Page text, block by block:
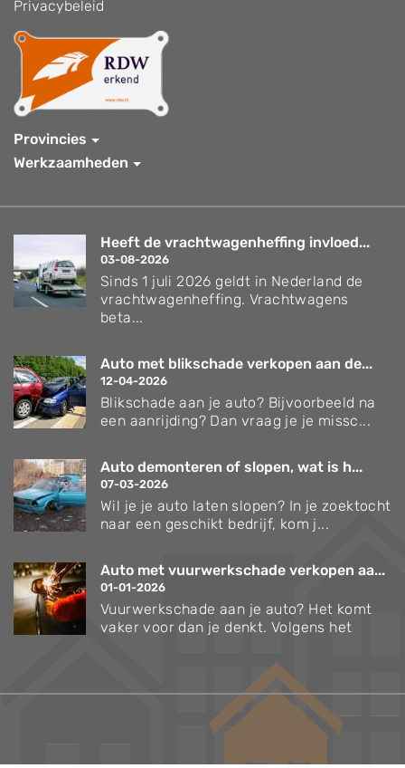
Privacybeleid
Provincies
Werkzaamheden
Heeft de vrachtwagenheffing invloed...
03-08-2026
Sinds 1 juli 2026 geldt in Nederland de
vrachtwagenheffing. Vrachtwagens
beta...
Auto met blikschade verkopen aan de...
12-04-2026
Blikschade aan je auto? Bijvoorbeeld na
een aanrijding? Dan vraag je je missc...
Auto demonteren of slopen, wat is h...
07-03-2026
Wil je je auto laten slopen? In je zoektocht
naar een geschikt bedrijf, kom j...
Auto met vuurwerkschade verkopen aa...
01-01-2026
Vuurwerkschade aan je auto? Het komt
vaker voor dan je denkt. Volgens het